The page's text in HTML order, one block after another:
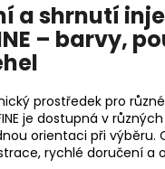
a shrnutí
– barvy,
prostředek pro
je dostupná v
orientaci při výběru.
rychlé doručení a